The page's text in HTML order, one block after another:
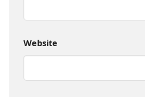
Website